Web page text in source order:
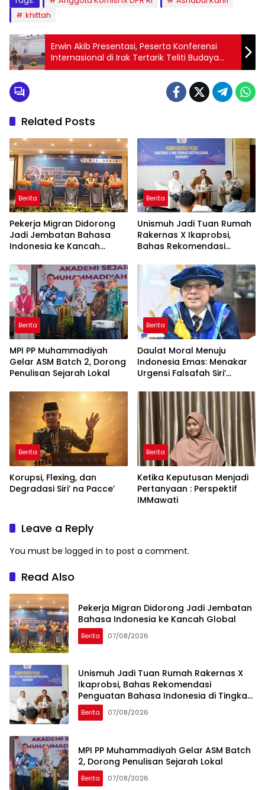
khittah
Erwin Akib Presentasi, Peserta Konferensi
Internasional di Irak Tertarik Teliti Budaya
Indonesia
Related Posts
Berita
Pekerja Migran Didorong
Jadi Jembatan Bahasa
Indonesia ke Kancah
Berita
Unismuh Jadi Tuan Rumah
Rakernas X Ikaprobsi,
Bahas Rekomendasi
Indonesia di Tingkat
Global
Berita
MPI PP Muhammadiyah
Gelar ASM Batch 2, Dorong
Penulisan Sejarah Lokal
Berita
Daulat Moral Menuju
Indonesia Emas: Menakar
Urgensi Falsafah Siri’
Ancaman Kleptokrasi
Berita
Korupsi, Flexing, dan
Degradasi Siri’ na Pacce’
Berita
Ketika Keputusan Menjadi
Pertanyaan : Perspektif
IMMawati
Leave a Reply
You must be logged in to post a comment.
Read Also
Pekerja Migran Didorong Jadi Jembatan
Bahasa Indonesia ke Kancah Global
Berita 07/08/2026
Unismuh Jadi Tuan Rumah Rakernas X
Ikaprobsi, Bahas Rekomendasi
Penguatan Bahasa Indonesia di Tingkat
Global
Berita 07/08/2026
MPI PP Muhammadiyah Gelar ASM Batch
2, Dorong Penulisan Sejarah Lokal
Berita 07/08/2026